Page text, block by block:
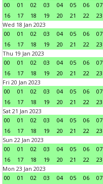
00
01 02 03 04 05 06 07
16
17 18 19 20 21 22
23
Wed 18 Jan 2023
00
01 02 03 04 05 06 07
16
17 18 19 20 21 22
23
Thu 19 Jan 2023
00
01 02 03 04 05 06 07
16
17 18 19 20 21 22
23
Fri 20 Jan 2023
00
01 02 03 04 05 06 07
16
17 18 19 20 21 22
23
Sat 21 Jan 2023
00
01 02 03 04 05 06 07
16
17 18 19 20 21 22
23
Sun 22 Jan 2023
00
01 02 03 04 05 06 07
16
17 18 19 20 21 22
23
Mon 23 Jan 2023
00
01 02 03 04 05 06 07